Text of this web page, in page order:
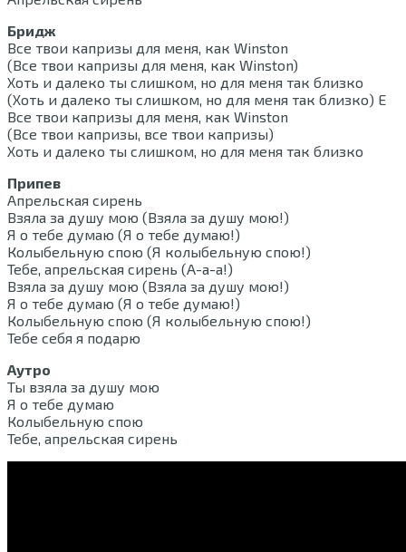
Бридж
Все твои капризы для меня, как Winston
(Все твои капризы для меня, как Winston)
Хоть и далеко ты слишком, но для меня так близко
(Хоть и далеко ты слишком, но для меня так близко) Е
Все твои капризы для меня, как Winston
(Все твои капризы, все твои капризы)
Хоть и далеко ты слишком, но для меня так близко
Припев
Апрельская сирень
Взяла за душу мою (Взяла за душу мою!)
Я о тебе думаю (Я о тебе думаю!)
Колыбельную спою (Я колыбельную спою!)
Тебе, апрельская сирень (А-а-а!)
Взяла за душу мою (Взяла за душу мою!)
Я о тебе думаю (Я о тебе думаю!)
Колыбельную спою (Я колыбельную спою!)
Тебе себя я подарю
Аутро
Ты взяла за душу мою
Я о тебе думаю
Колыбельную спою
Тебе, апрельская сирень